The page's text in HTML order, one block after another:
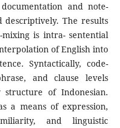
and note-
descriptively. The results
is intra- sentential
of English into
Syntactically, code-
and clause levels
of Indonesian.
a means of expression,
and linguistic